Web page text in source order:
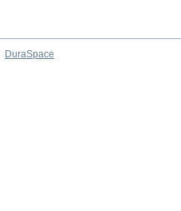
DuraSpace